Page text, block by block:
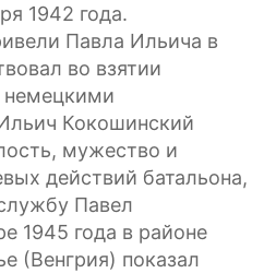
1942 года.
Павла Ильича в
во взятии
немецкими
Кокошинский
мужество и
действий батальона,
Павел
1945 года в районе
(Венгрия) показал